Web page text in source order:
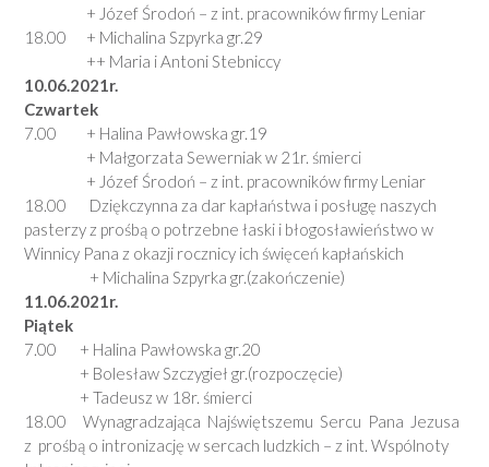
+ Józef Środoń – z int. pracowników firmy Leniar
18.00 + Michalina Szpyrka gr.29
++ Maria i Antoni Stebniccy
10.06.2021r.
Czwartek
7.00 + Halina Pawłowska gr.19
+ Małgorzata Sewerniak w 21r. śmierci
+ Józef Środoń – z int. pracowników firmy Leniar
18.00 Dziękczynna za dar kapłaństwa i posługę naszych
pasterzy z prośbą o potrzebne łaski i błogosławieństwo w
Winnicy Pana z okazji rocznicy ich święceń kapłańskich
+ Michalina Szpyrka gr.(zakończenie)
11.06.2021r.
Piątek
7.00 + Halina Pawłowska gr.20
+ Bolesław Szczygieł gr.(rozpoczęcie)
+ Tadeusz w 18r. śmierci
18.00 Wynagradzająca Najświętszemu Sercu Pana Jezusa
z prośbą o intronizację w sercach ludzkich – z int. Wspólnoty